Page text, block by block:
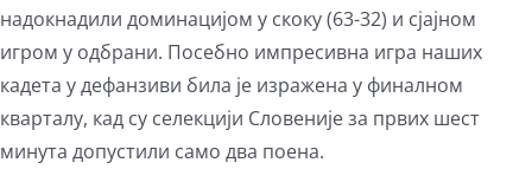
надокнадили доминацијом у скоку (63-32) и сјајном
игром у одбрани. Посебно импресивна игра наших
кадета у дефанзиви била је изражена у финалном
кварталу, кад су селекцији Словеније за првих шест
минута допустили само два поена.